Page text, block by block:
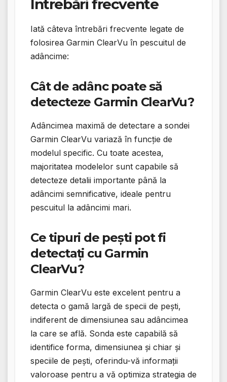
Întrebări frecvente
Iată câteva întrebări frecvente legate de
folosirea Garmin ClearVu în pescuitul de
adâncime:
Cât de adânc poate să
detecteze Garmin ClearVu?
Adâncimea maximă de detectare a sondei
Garmin ClearVu variază în funcție de
modelul specific. Cu toate acestea,
majoritatea modelelor sunt capabile să
detecteze detalii importante până la
adâncimi semnificative, ideale pentru
pescuitul la adâncimi mari.
Ce tipuri de pești pot fi
detectați cu Garmin
ClearVu?
Garmin ClearVu este excelent pentru a
detecta o gamă largă de specii de pești,
indiferent de dimensiunea sau adâncimea
la care se află. Sonda este capabilă să
identifice forma, dimensiunea și chiar și
speciile de pești, oferindu-vă informații
valoroase pentru a vă optimiza strategia de